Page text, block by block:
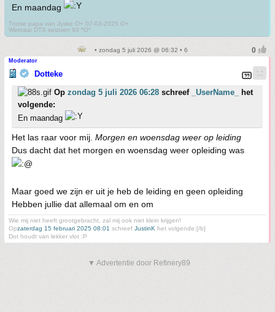
En maandag
Trotse papa van Jyske O+ 07-03-2025 O+
Winnaar DTS seizoen 93 *O*
• zondag 5 juli 2026 @ 06:32 • 6
Moderator
Dotteke
Op zondag 5 juli 2026 06:28 schreef _UserName_
het
volgende:
En maandag
Het las raar voor mij. Morgen en woensdag weer op leiding
Dus dacht dat het morgen en woensdag weer opleiding was
Maar goed we zijn er uit je heb de leiding en geen opleiding
Hebben jullie dat allemaal om en om
Wie mij niet heeft grootgebracht, zal mij ook niet klein krijgen!
Opzaterdag 15 februari 2025 08:01 schreef JustinK het volgende:[/b]
Dot houdt van lekker vlot :P
▼ Advertentie door Refinery89